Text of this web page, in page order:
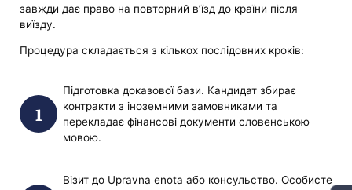
завжди дає право на повторний в’їзд до країни після
виїзду.
Процедура складається з кількох послідовних кроків:
Підготовка доказової бази. Кандидат збирає
контракти з іноземними замовниками та
перекладає фінансові документи словенською
мовою.
Візит до Upravna enota або консульство. Особисте